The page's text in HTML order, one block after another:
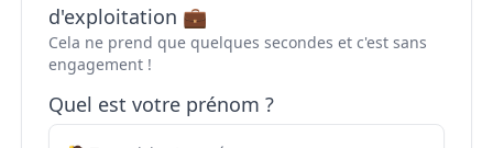
d'exploitation 💼
Cela ne prend que quelques secondes et c'est sans
engagement !
Quel est votre prénom ?